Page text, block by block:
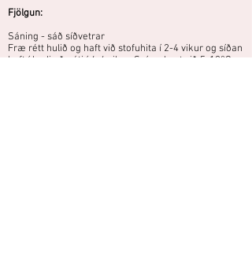
Fjölgun:
Sáning - sáð síðvetrar
Fræ rétt hulið og haft við stofuhita í 2-4 vikur og síðan
haft í kæli eða úti í 4-6 vikur. Spírar best við 5-12°C.